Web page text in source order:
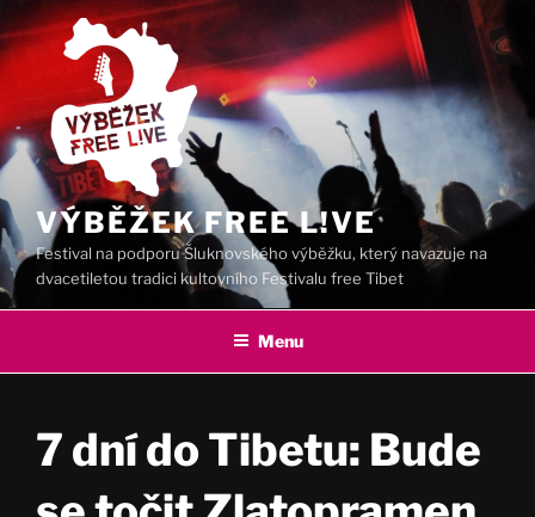
Přejít
k
obsahu
VÝBĚŽEK FREE L!VE
Festival na podporu Šluknovského výběžku, který navazuje na
dvacetiletou tradici kultovního Festivalu free Tibet
Menu
7 dní do Tibetu: Bude